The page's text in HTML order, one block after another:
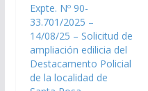
Expte. Nº 90-
33.701/2025 –
14/08/25 – Solicitud de
ampliación edilicia del
Destacamento Policial
de la localidad de